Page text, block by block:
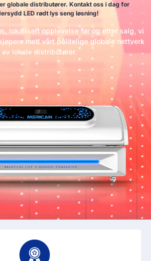
globale distributører. Kontakt oss i dag for
LED rødt lys seng løsning!
lokalisert opplevelse før og etter salg, vi
med vårt pålitelige globale nettverk
av lokale distributører.